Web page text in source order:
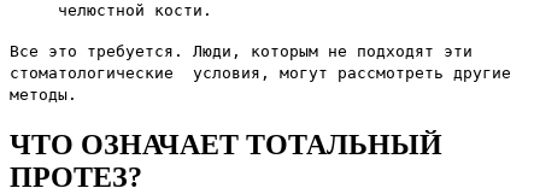
челюстной кости.
Все это требуется. Люди, которым не подходят эти
стоматологические условия, могут рассмотреть другие
методы.
ЧТО ОЗНАЧАЕТ ТОТАЛЬНЫЙ
ПРОТЕЗ?